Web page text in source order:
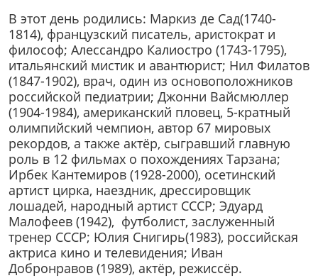
В этот день родились: Маркиз де Сад(1740-
1814), французский писатель, аристократ и
философ; Алессандро Калиостро (1743-1795),
итальянский мистик и авантюрист; Нил Филатов
(1847-1902), врач, один из основоположников
российской педиатрии; Джонни Вайсмюллер
(1904-1984), американский пловец, 5-кратный
олимпийский чемпион, автор 67 мировых
рекордов, а также актёр, сыгравший главную
роль в 12 фильмах о похождениях Тарзана;
Ирбек Кантемиров (1928-2000), осетинский
артист цирка, наездник, дрессировщик
лошадей, народный артист СССР; Эдуард
Малофеев (1942), футболист, заслуженный
тренер СССР; Юлия Снигирь(1983), российская
актриса кино и телевидения; Иван
Добронравов (1989), актёр, режиссёр.